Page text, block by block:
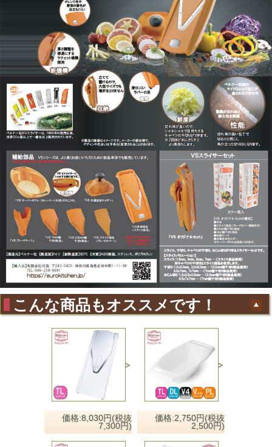
こんな商品もオススメです！
価格:8,030円(税抜
7,300円)
価格:2,750円(税抜
2,500円)